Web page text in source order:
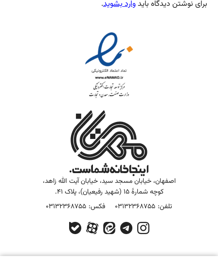
برای نوشتن دیدگاه بایدوارد بشوید.
اصفهان، خیابان مسجد سید، خیابان آیت الله زاهد،
کوچه شمارۀ 15 (شهید رفیعیان)، پلاک 41.
تلفن: 03132368755 فکس: 03132368755